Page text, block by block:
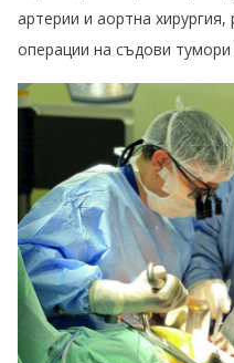
артерии и аортна
операции на съдови тумори